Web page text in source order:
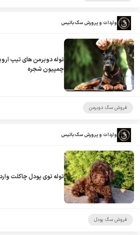
واردات و پرورش سگ باتیس
توله دوبرمن های تیپ
چمپیون شجره
فروش سگ دوبرمن
واردات و پرورش سگ باتیس
توله توی پودل چاکلت
فروش سگ پودل